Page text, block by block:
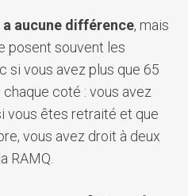
a aucune différence, mais
posent souvent les
si vous avez plus que 65
coté : vous avez
vous êtes retraité et que
vous avez droit à deux
RAMQ.